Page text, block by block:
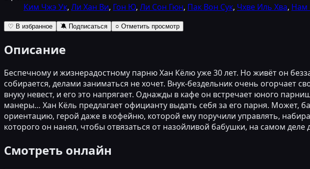
Ким Чжэ Ук, Ли Хан Ви, Гон Ю, Ли Сон Гюн, Пак Вон Сук, Чхве Иль Хва, Нам
♡ В избранное 🔕 Подписаться ○ Отметить просмотр
Описание
Беспечному и жизнерадостному парню Хан Кёлю уже 30 лет. Но живёт он
собирается, делами заниматься не хочет. Внук-бездельник очень огорчает
внуку невест, и его это напрягает. Однажды в кафе он встречает юного
манеры… Хан Кёль предлагает официанту выдать себя за его парня. Может,
ориентацию, герой даже в кофейню, которой ему поручили управлять,
которого он нанял, чтобы отвязаться от назойливой бабушки, на самом деле
Смотреть онлайн